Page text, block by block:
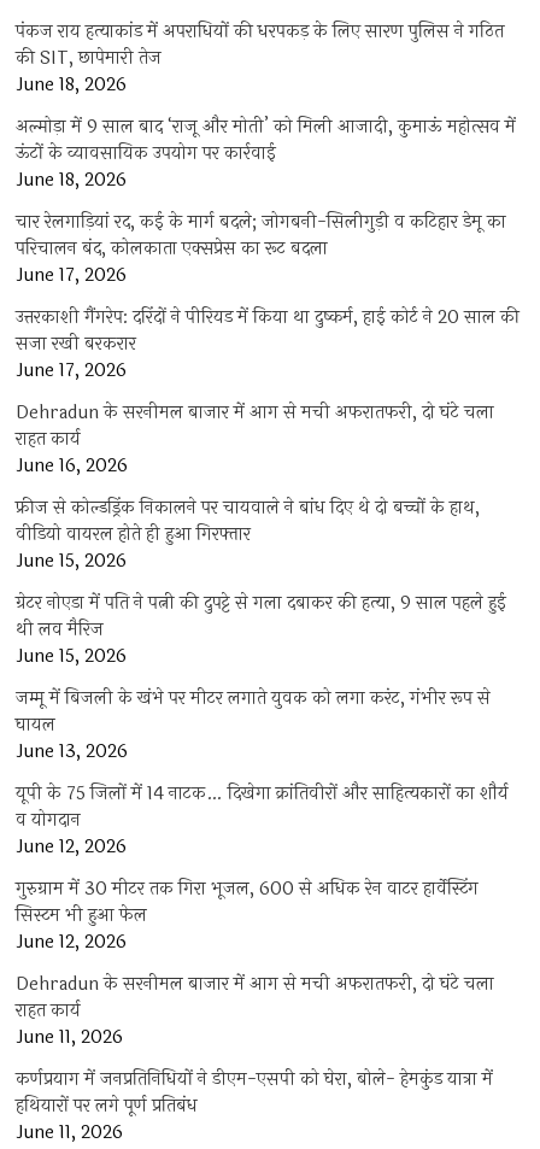
पंकज राय हत्याकांड में अपराधियों की धरपकड़ के लिए सारण पुलिस ने गठित
की SIT, छापेमारी तेज
June 18, 2026
अल्मोड़ा में 9 साल बाद ‘राजू और मोती’ को मिली आजादी, कुमाऊं महोत्सव में
ऊंटों के व्यावसायिक उपयोग पर कार्रवाई
June 18, 2026
चार रेलगाड़ियां रद, कई के मार्ग बदले; जोगबनी-सिलीगुड़ी व कटिहार डेमू का
परिचालन बंद, कोलकाता एक्सप्रेस का रूट बदला
June 17, 2026
उत्तरकाशी गैंगरेप: दरिंदों ने पीरियड में किया था दुष्कर्म, हाई कोर्ट ने 20 साल की
सजा रखी बरकरार
June 17, 2026
Dehradun के सरनीमल बाजार में आग से मची अफरातफरी, दो घंटे चला
राहत कार्य
June 16, 2026
फ्रीज से कोल्डड्रिंक निकालने पर चायवाले ने बांध दिए थे दो बच्चों के हाथ,
वीडियो वायरल होते ही हुआ गिरफ्तार
June 15, 2026
ग्रेटर नोएडा में पति ने पत्नी की दुपट्टे से गला दबाकर की हत्या, 9 साल पहले हुई
थी लव मैरिज
June 15, 2026
जम्मू में बिजली के खंभे पर मीटर लगाते युवक को लगा करंट, गंभीर रूप से
घायल
June 13, 2026
यूपी के 75 जिलों में 14 नाटक… दिखेगा क्रांतिवीरों और साहित्यकारों का शौर्य
व योगदान
June 12, 2026
गुरुग्राम में 30 मीटर तक गिरा भूजल, 600 से अधिक रेन वाटर हार्वेस्टिंग
सिस्टम भी हुआ फेल
June 12, 2026
Dehradun के सरनीमल बाजार में आग से मची अफरातफरी, दो घंटे चला
राहत कार्य
June 11, 2026
कर्णप्रयाग में जनप्रतिनिधियों ने डीएम-एसपी को घेरा, बोले- हेमकुंड यात्रा में
हथियारों पर लगे पूर्ण प्रतिबंध
June 11, 2026